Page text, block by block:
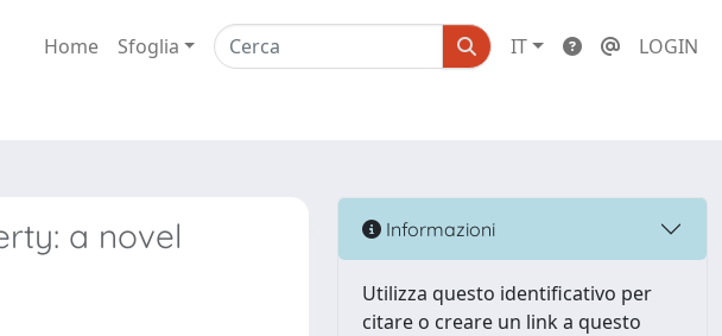
Home Sfoglia IT LOGIN
a novel
Informazioni
Utilizza questo identificativo per
citare o creare un link a questo